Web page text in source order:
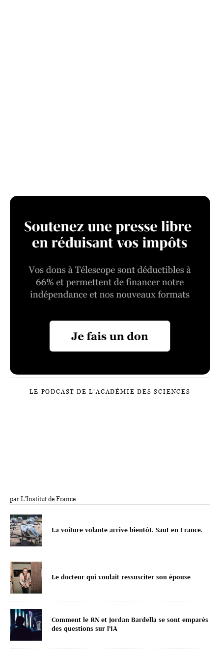
LE PODCAST DE L’ACADÉMIE DES SCIENCES
par L'Institut de France
La voiture volante arrive bientôt. Sauf en France.
Le docteur qui voulait ressusciter son épouse
Comment le RN et Jordan Bardella se sont emparés
des questions sur l’IA